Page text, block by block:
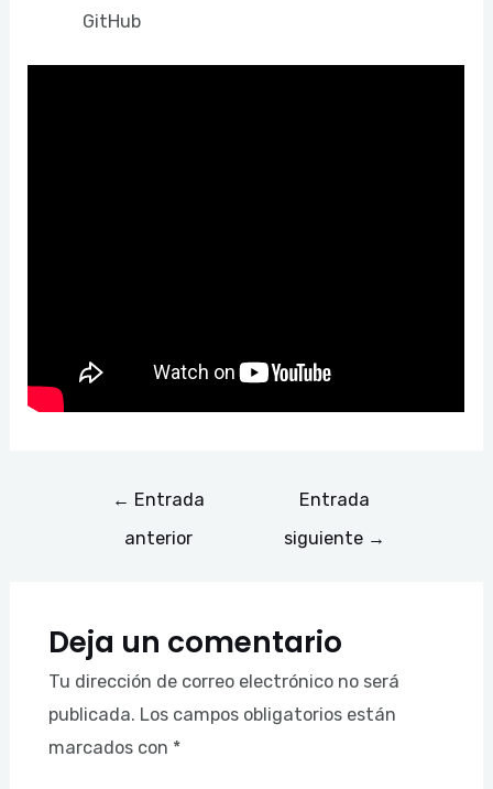
GitHub
← Entrada
anterior
Entrada
siguiente →
Deja un comentario
Tu dirección de correo electrónico no será
publicada. Los campos obligatorios están
marcados con *